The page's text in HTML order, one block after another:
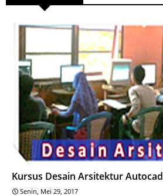
Kursus Desain Arsitektur Autocad
Senin, Mei 29, 2017